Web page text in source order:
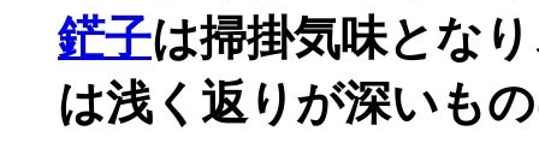
鋩子は掃掛気味とな
は浅く返りが深いも